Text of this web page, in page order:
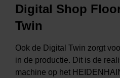
Digital Shop
Twin
Ook de Digital Twin zorgt
in de productie. Dit is de
machine op het